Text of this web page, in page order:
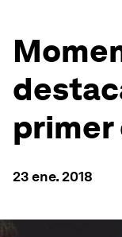
primer
23 ene. 2018